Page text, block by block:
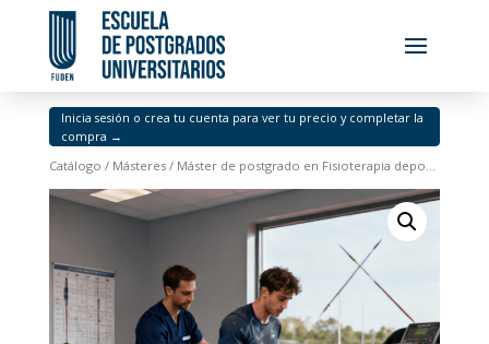
Catálogo / Másteres/ Máster de postgrado en Fisioterapia deportiva y readaptación
Inicia sesión o crea tu cuenta para ver tu precio y completar la
compra →